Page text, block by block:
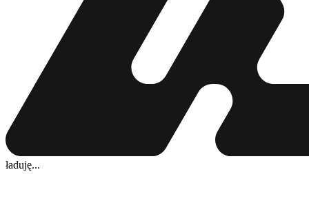
ładuję...